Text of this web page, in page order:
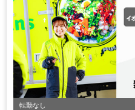
転勤なし